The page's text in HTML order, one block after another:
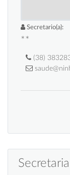
Secretario(a):
**
(38)